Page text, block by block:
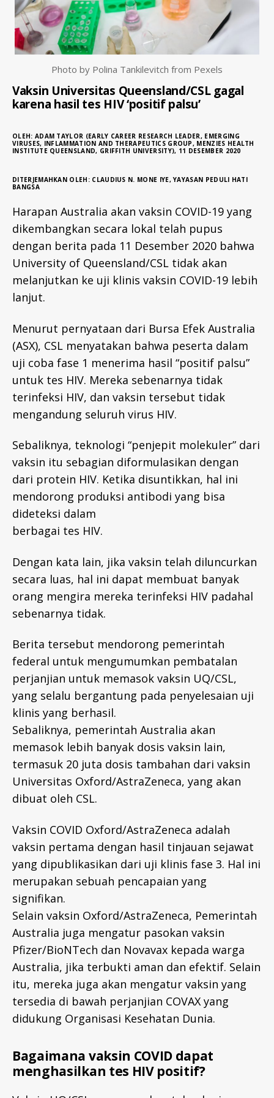
D
N
E
W
I
D
Photo by Polina Tankilevitch from Pexels
Vaksin Universitas Queensland/CSL gagal
karena hasil tes HIV ‘positif palsu’
OLEH: ADAM TAYLOR (EARLY CAREER RESEARCH LEADER, EMERGING
VIRUSES, INFLAMMATION AND THERAPEUTICS GROUP, MENZIES HEALTH
INSTITUTE QUEENSLAND, GRIFFITH UNIVERSITY), 11 DESEMBER 2020
DITERJEMAHKAN OLEH: CLAUDIUS N. MONE IYE, YAYASAN PEDULI HATI
BANGSA
Harapan Australia akan vaksin COVID-19 yang
dikembangkan secara lokal telah pupus
dengan berita pada 11 Desember 2020 bahwa
University of Queensland/CSL tidak akan
melanjutkan ke uji klinis vaksin COVID-19 lebih
lanjut.
Menurut pernyataan dari Bursa Efek Australia
(ASX), CSL menyatakan bahwa peserta dalam
uji coba fase 1 menerima hasil “positif palsu”
untuk tes HIV. Mereka sebenarnya tidak
terinfeksi HIV, dan vaksin tersebut tidak
mengandung seluruh virus HIV.
Sebaliknya, teknologi “penjepit molekuler” dari
vaksin itu sebagian diformulasikan dengan
dari protein HIV. Ketika disuntikkan, hal ini
mendorong produksi antibodi yang bisa
dideteksi dalam
berbagai tes HIV.
Dengan kata lain, jika vaksin telah diluncurkan
secara luas, hal ini dapat membuat banyak
orang mengira mereka terinfeksi HIV padahal
sebenarnya tidak.
Berita tersebut mendorong pemerintah
federal untuk mengumumkan pembatalan
perjanjian untuk memasok vaksin UQ/CSL,
yang selalu bergantung pada penyelesaian uji
klinis yang berhasil.
Sebaliknya, pemerintah Australia akan
memasok lebih banyak dosis vaksin lain,
termasuk 20 juta dosis tambahan dari vaksin
Universitas Oxford/AstraZeneca, yang akan
dibuat oleh CSL.
Vaksin COVID Oxford/AstraZeneca adalah
vaksin pertama dengan hasil tinjauan sejawat
yang dipublikasikan dari uji klinis fase 3. Hal ini
merupakan sebuah pencapaian yang
signifikan.
Selain vaksin Oxford/AstraZeneca, Pemerintah
Australia juga mengatur pasokan vaksin
Pfizer/BioNTech dan Novavax kepada warga
Australia, jika terbukti aman dan efektif. Selain
itu, mereka juga akan mengatur vaksin yang
tersedia di bawah perjanjian COVAX yang
didukung Organisasi Kesehatan Dunia.
Bagaimana vaksin COVID dapat
menghasilkan tes HIV positif?